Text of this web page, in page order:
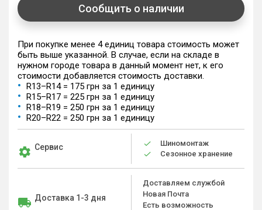
Сообщить о наличии
При покупке менее 4 единиц товара стоимость может
быть выше указанной. В случае, если на складе в
нужном городе товара в данный момент нет, к его
стоимости добавляется стоимость доставки.
R13–R14 = 175 грн за 1 единицу
R15–R17 = 225 грн за 1 единицу
R18–R19 = 250 грн за 1 единицу
R20–R22 = 250 грн за 1 единицу
Сервис
Шиномонтаж
Сезонное хранение
Доставка 1-3 дня
Доставляем службой
Новая Почта
Есть возможность